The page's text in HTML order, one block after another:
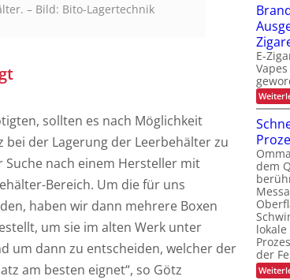
– Bild: Bito-Lagertechnik
sollten es nach Möglichkeit
bei der Lagerung der Leerbehälter zu
nach einem Hersteller mit
Bereich. Um die für uns
haben wir dann mehrere Boxen
um sie im alten Werk unter
um dann zu entscheiden, welcher der
am besten eignet“, so Götz
E-
dem
lokale
der